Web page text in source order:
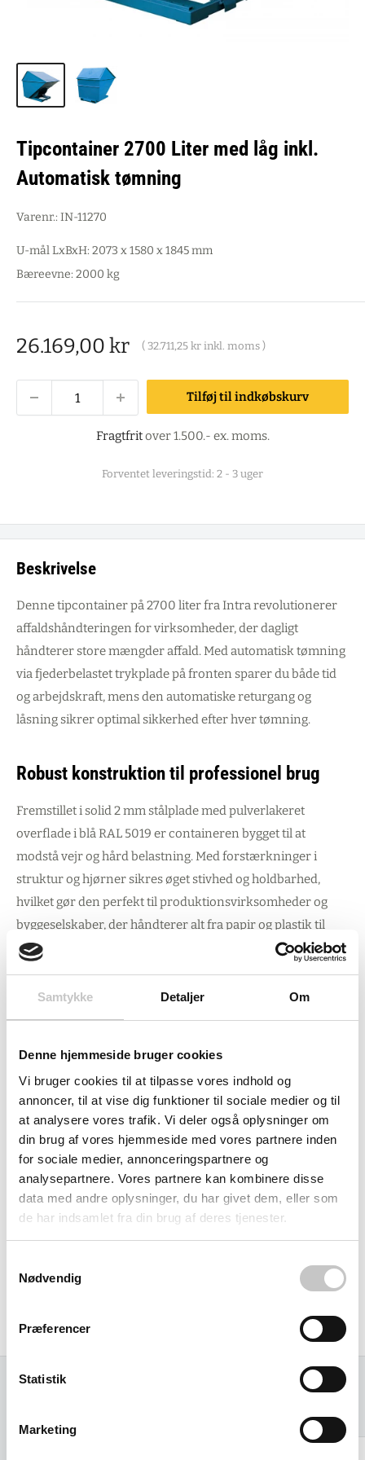
Samtykke Detaljer Om
Denne hjemmeside bruger cookies
Vi bruger cookies til at tilpasse vores indhold og
annoncer, til at vise dig funktioner til sociale medier og til
at analysere vores trafik. Vi deler også oplysninger om
din brug af vores hjemmeside med vores partnere inden
for sociale medier, annonceringspartnere og
analysepartnere. Vores partnere kan kombinere disse
data med andre oplysninger, du har givet dem, eller som
de har indsamlet fra din brug af deres tjenester.
Nødvendig
Præferencer
Statistik
Marketing
Tipcontainer 2700 Liter med låg inkl.
Automatisk tømning
Varenr.: IN-11270
U-mål LxBxH: 2073 x 1580 x 1845 mm
Bæreevne: 2000 kg
Salgspris
26.169,00 kr ( 32.711,25 kr inkl. moms )
Tilføj til indkøbskurv
Fragtfritover 1.500.- ex. moms.
Forventet leveringstid: 2 - 3 uger
Beskrivelse
Denne tipcontainer på 2700 liter fra Intra revolutionerer
affaldshåndteringen for virksomheder, der dagligt
håndterer store mængder affald. Med automatisk tømning
via fjederbelastet trykplade på fronten sparer du både tid
og arbejdskraft, mens den automatiske returgang og
låsning sikrer optimal sikkerhed efter hver tømning.
Robust konstruktion til professionel brug
Fremstillet i solid 2 mm stålplade med pulverlakeret
overflade i blå RAL 5019 er containeren bygget til at
modstå vejr og hård belastning. Med forstærkninger i
struktur og hjørner sikres øget stivhed og holdbarhed,
hvilket gør den perfekt til produktionsvirksomheder og
byggeselskaber, der håndterer alt fra papir og plastik til
grus, cement og metal.
gafler under tømning, mens de forstærkede gaffelkanaler
bæreevne på 2000 kg og egenvægt på kun 430 kg leverer
containeren maksimal kapacitet uden at belaste dit udstyr
unødvendigt.
Fleksibilitet når du har brug for det
Ud over automatisk betjening kan containeren også
håndteres manuelt via håndtag bagpå - perfekt til
handelskæder og logistikcentre, hvor fleksibilitet i
opfylder den alle europæiske sikkerheds- og kvalitetskrav,
levetid.